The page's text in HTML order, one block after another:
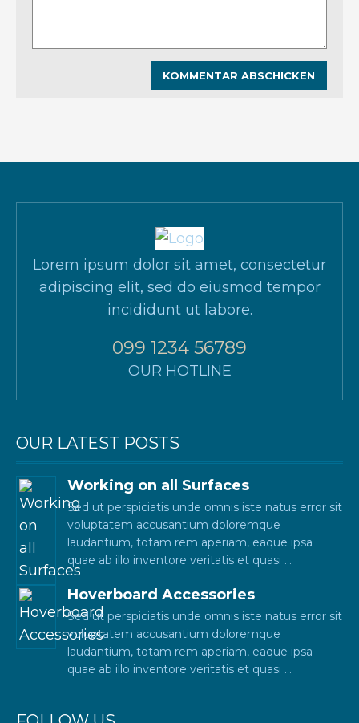
Lorem ipsum dolor sit amet, consectetur
adipiscing elit, sed do eiusmod tempor
incididunt ut labore.
099 1234 56789
OUR HOTLINE
OUR LATEST POSTS
Working on all Surfaces
Sed ut perspiciatis unde omnis iste natus error sit
voluptatem accusantium doloremque
laudantium, totam rem aperiam, eaque ipsa
quae ab illo inventore veritatis et quasi
Hoverboard Accessories
Sed ut perspiciatis unde omnis iste natus error sit
voluptatem accusantium doloremque
laudantium, totam rem aperiam, eaque ipsa
quae ab illo inventore veritatis et quasi